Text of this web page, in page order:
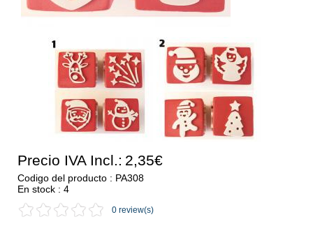
Precio IVA Incl.: 2,35€
Codigo del producto : PA308
En stock : 4
0 review(s)